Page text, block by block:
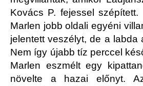
Kovács P. fejessel szépített.
Marlen jobb oldali egyéni
jelentett veszélyt, de a labda
Nem így újabb tíz perccel
Marlen eszmélt egy
növelte a hazai előnyt.